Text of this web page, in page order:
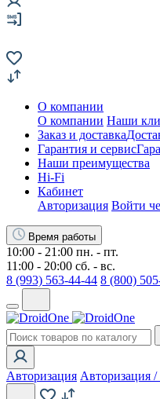
О компании
О компании Наши
Заказ и доставка
Гарантия и сервис
Наши преимущества
Hi-Fi
Кабинет
Авторизация Войти
Время работы
10:00 - 21:00 пн. - пт.
11:00 - 20:00 сб. - вс.
8 (993) 563-44-44 8 (800)
Авторизация Авторизация